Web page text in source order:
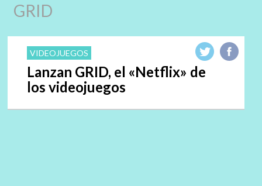
GRID
VIDEOJUEGOS
Lanzan GRID, el «Netflix» de
los videojuegos